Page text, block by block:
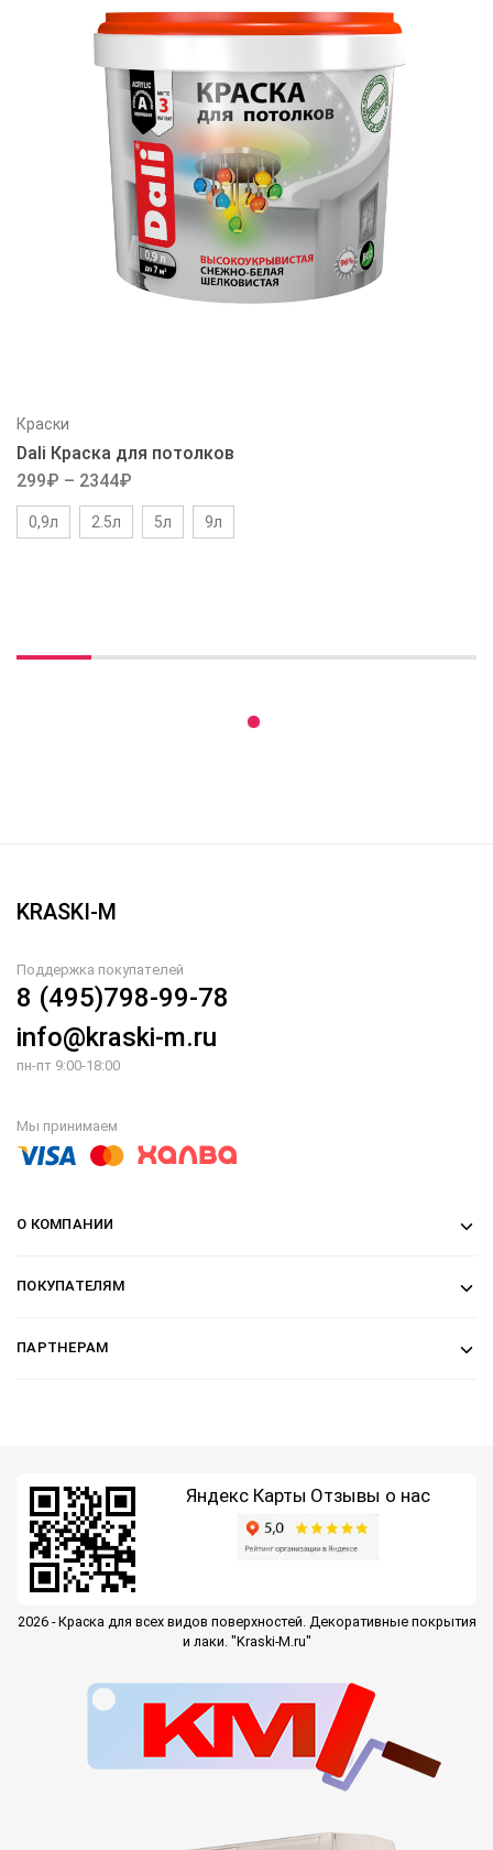
Краски
Dali Краска для потолков
299₽ – 2344₽
0,9л 2.5л 5л 9л
Вы недавно смотрели
KRASKI-M
Поддержка покупателей
8 (495)798-99-78
info@kraski-m.ru
пн-пт 9:00-18:00
Мы принимаем
О КОМПАНИИ
ПОКУПАТЕЛЯМ
ПАРТНЕРАМ
Яндекс Карты Отзывы о нас
2026 - Краска для всех видов поверхностей. Декоративные покрытия
и лаки. "Kraski-M.ru"